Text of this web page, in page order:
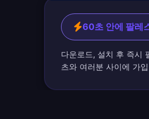
60초 안에 팔레
다운로드, 설치 후 즉시
츠와 여러분 사이에 가